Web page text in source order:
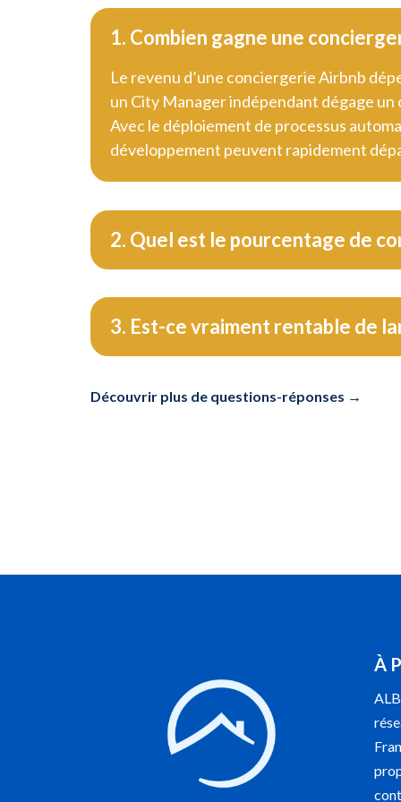
1. Combien gagne une
Le revenu d’une conciergerie Airbnb
un City Manager indépendant dégage
Avec le déploiement de processus
développement peuvent rapidement
2. Quel est le pourcentage de
3. Est-ce vraiment rentable de
Découvrir plus de questions-réponses →
À